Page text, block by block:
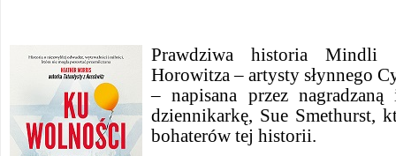
Prawdziwa historia
Horowitza – artysty słynnego
– napisana przez
dziennikarkę, Sue Smethurst,
bohaterów tej historii.